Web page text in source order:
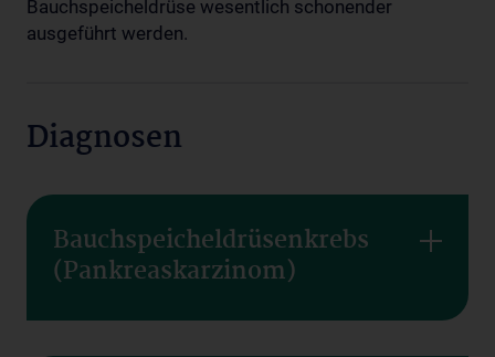
Bauchspeicheldrüse wesentlich schonender
ausgeführt werden.
Diagnosen
Bauchspeicheldrüsenkrebs
(Pankreaskarzinom)